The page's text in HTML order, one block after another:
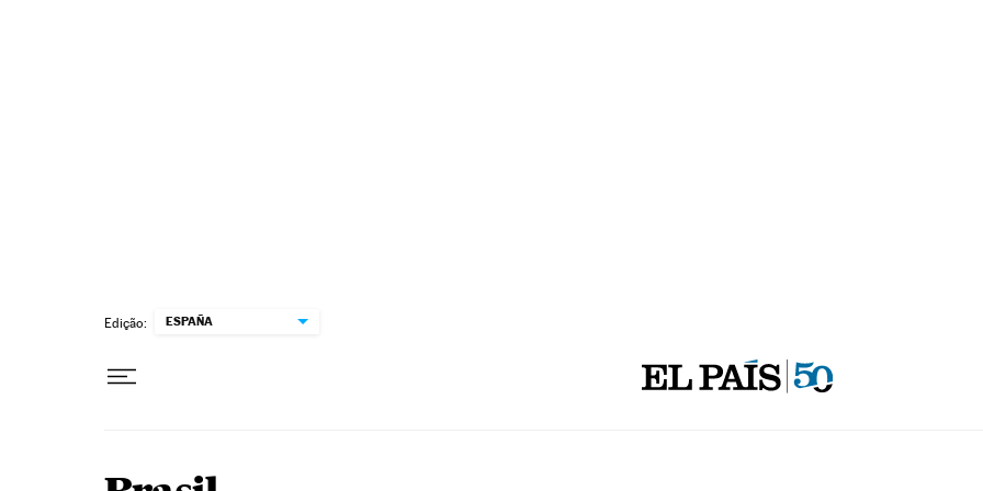
Edição: ESPAÑA